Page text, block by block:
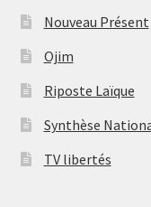
Nouveau Présent
Ojim
Riposte Laïque
Synthèse
TV libertés